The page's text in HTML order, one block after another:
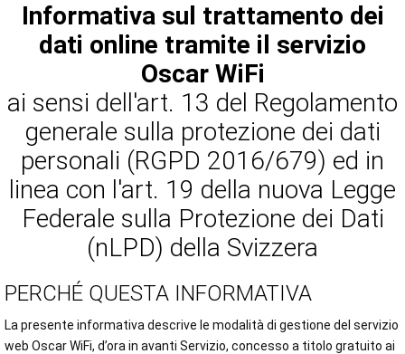
Informativa sul trattamento dei
dati online tramite il servizio
Oscar WiFi
ai sensi dell'art. 13 del Regolamento
generale sulla protezione dei dati
personali (RGPD 2016/679) ed in
linea con l'art. 19 della nuova Legge
Federale sulla Protezione dei Dati
(nLPD) della Svizzera
PERCHÉ QUESTA INFORMATIVA
La presente informativa descrive le modalità di gestione del servizio
web Oscar WiFi, d’ora in avanti Servizio, concesso a titolo gratuito ai